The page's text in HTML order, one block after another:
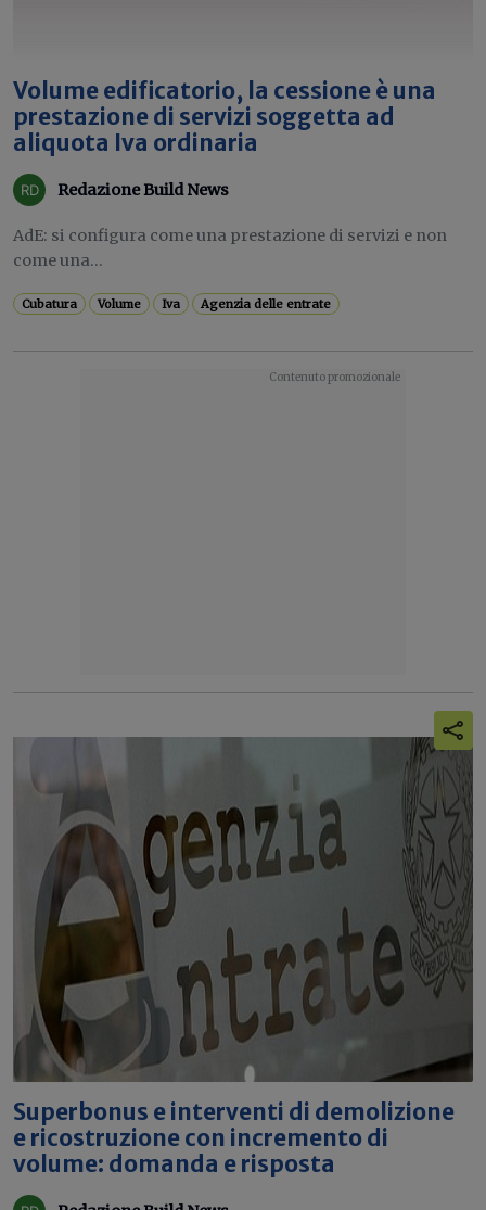
Volume edificatorio, la cessione è una
prestazione di servizi soggetta ad
aliquota Iva ordinaria
Redazione Build News
AdE: si configura come una prestazione di servizi e non
come una...
Cubatura Volume Iva Agenzia delle entrate
Superbonus e interventi di demolizione
e ricostruzione con incremento di
volume: domanda e risposta